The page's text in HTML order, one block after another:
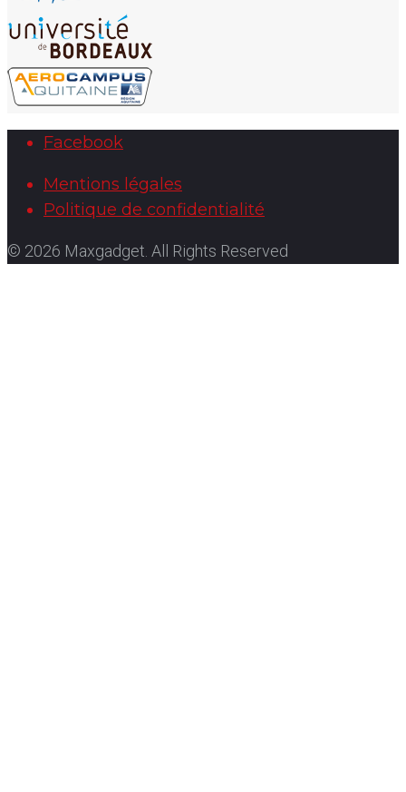
Facebook
Mentions légales
Politique de confidentialité
© 2026 Maxgadget. All Rights Reserved